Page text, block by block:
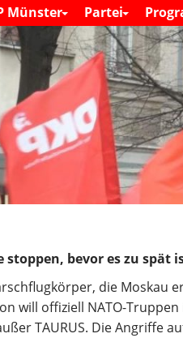
Münster Partei
stoppen, bevor es zu spät
die Moskau
will offiziell NATO-
TAURUS. Die Angriffe